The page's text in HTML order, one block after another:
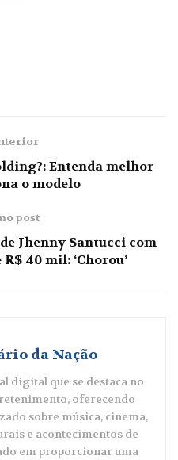
Entenda melhor
o modelo
post
Jhenny Santucci com
40 mil: ‘Chorou’
da Nação
digital que se destaca no
oferecendo
sobre música, cinema,
e acontecimentos de
em proporcionar uma